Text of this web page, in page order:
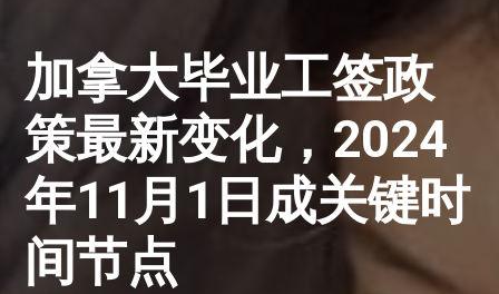
加拿大毕业工签政
策最新变化，2024
年11月1日成关键时
间节点